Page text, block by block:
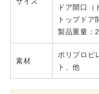
ドア開口
トップドア
製品重量：
素材
ポリプロピ
ト、他